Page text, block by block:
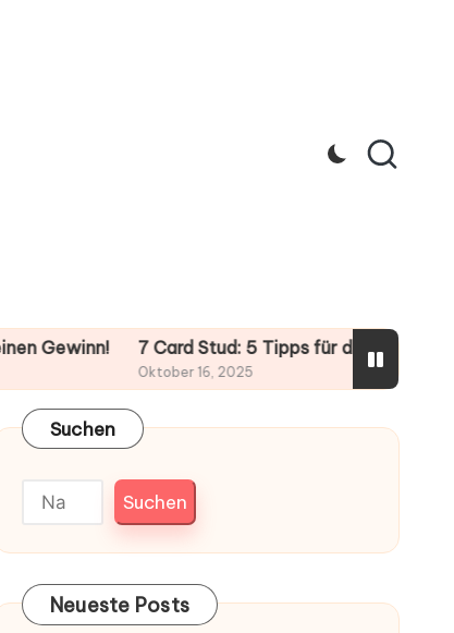
7 Card Stud: 5 Tipps für deinen nächsten
Oktober 16, 2025
Suchen
Suchen
Neueste Posts